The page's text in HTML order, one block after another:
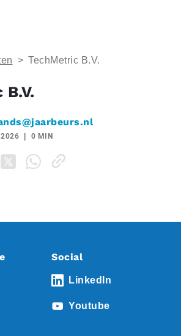
> TechMetric B.V.
2026 0 MIN
Social
LinkedIn
Youtube